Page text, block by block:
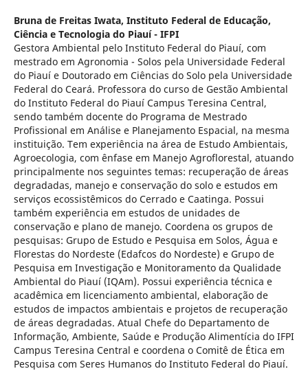
Bruna de Freitas Iwata, Instituto Federal de Educação,
Ciência e Tecnologia do Piauí - IFPI
Gestora Ambiental pelo Instituto Federal do Piauí, com
mestrado em Agronomia - Solos pela Universidade Federal
do Piauí e Doutorado em Ciências do Solo pela Universidade
Federal do Ceará. Professora do curso de Gestão Ambiental
do Instituto Federal do Piauí Campus Teresina Central,
sendo também docente do Programa de Mestrado
Profissional em Análise e Planejamento Espacial, na mesma
instituição. Tem experiência na área de Estudo Ambientais,
Agroecologia, com ênfase em Manejo Agroflorestal, atuando
principalmente nos seguintes temas: recuperação de áreas
degradadas, manejo e conservação do solo e estudos em
serviços ecossistêmicos do Cerrado e Caatinga. Possui
também experiência em estudos de unidades de
conservação e plano de manejo. Coordena os grupos de
pesquisas: Grupo de Estudo e Pesquisa em Solos, Água e
Florestas do Nordeste (Edafcos do Nordeste) e Grupo de
Pesquisa em Investigação e Monitoramento da Qualidade
Ambiental do Piauí (IQAm). Possui experiência técnica e
acadêmica em licenciamento ambiental, elaboração de
estudos de impactos ambientais e projetos de recuperação
de áreas degradadas. Atual Chefe do Departamento de
Informação, Ambiente, Saúde e Produção Alimentícia do IFPI
Campus Teresina Central e coordena o Comitê de Ética em
Pesquisa com Seres Humanos do Instituto Federal do Piauí.